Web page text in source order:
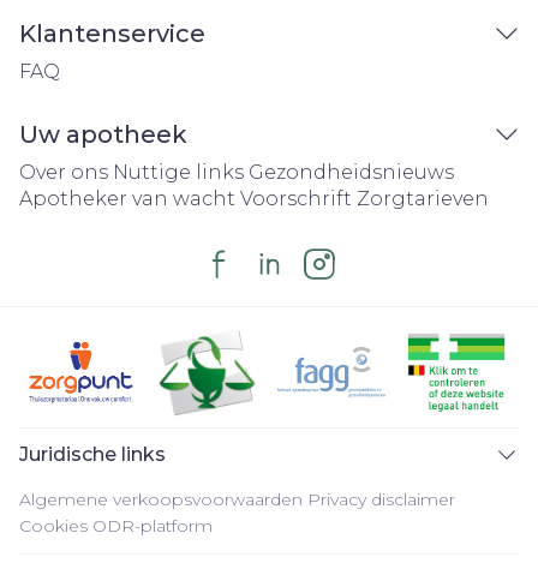
Klantenservice
FAQ
Uw apotheek
Over ons Nuttige links Gezondheidsnieuws
Apotheker van wacht Voorschrift Zorgtarieven
Juridische links
Algemene verkoopsvoorwaarden Privacy disclaimer
Cookies ODR-platform